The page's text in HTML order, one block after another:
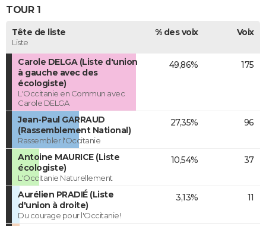
TOUR 1
Tête de liste
Liste
% des voix Voix
Carole DELGA (Liste d'union
à gauche avec des
écologiste)
L'Occitanie en Commun avec
Carole DELGA
49,86% 175
Jean-Paul GARRAUD
(Rassemblement National)
Rassembler l'Occitanie
27,35% 96
Antoine MAURICE (Liste
écologiste)
L'Occitanie Naturellement
10,54% 37
Aurélien PRADIÉ (Liste
d'union à droite)
Du courage pour l'Occitanie!
3,13% 11